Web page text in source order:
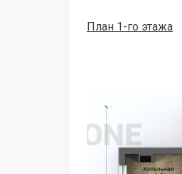
План 1-го этажа